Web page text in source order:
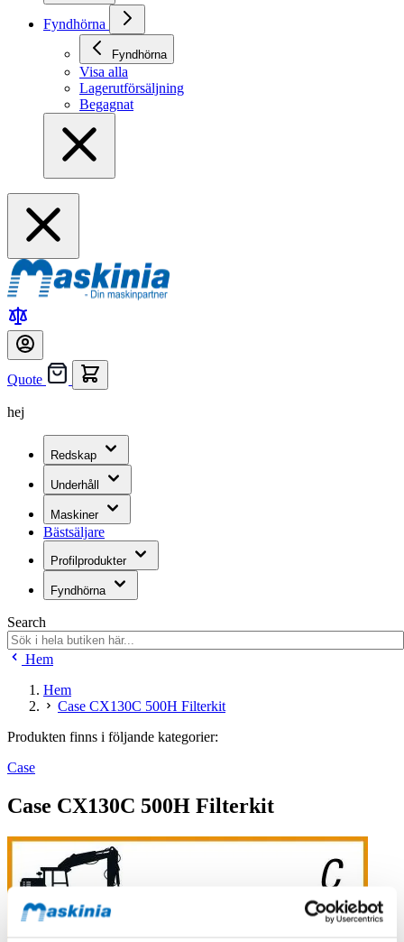
Fyndhörna
Fyndhörna
Visa alla
Lagerutförsäljning
Begagnat
Quote
hej
Redskap
Underhåll
Maskiner
Bästsäljare
Profilprodukter
Fyndhörna
Search
Hem
Hem
Case CX130C 500H Filterkit
Produkten finns i följande kategorier:
Case
Case CX130C 500H Filterkit